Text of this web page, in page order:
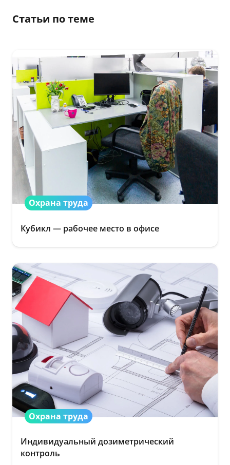
Статьи по теме
Охрана труда
Кубикл — рабочее место в офисе
Охрана труда
Индивидуальный дозиметрический
контроль